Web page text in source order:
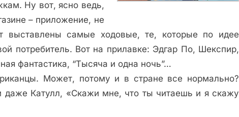
Ну вот, ясно ведь,
– приложение, не
выставлены самые ходовые, те, которые по идее
потребитель. Вот на прилавке: Эдгар По, Шекспир,
фантастика, “Тысяча и одна ночь”…
Может, потому и в стране все нормально?
даже Катулл, «Скажи мне, что ты читаешь и я скажу